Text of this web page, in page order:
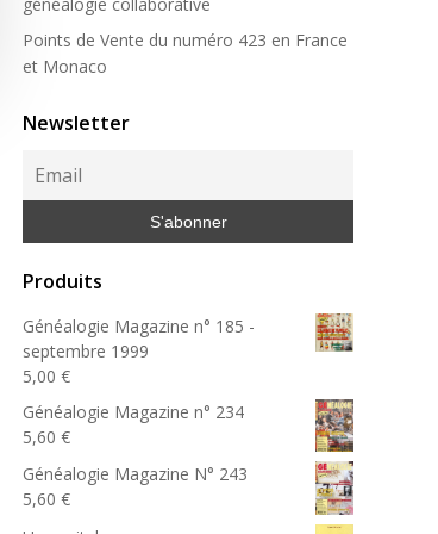
Points de Vente du numéro 423 en France
et Monaco
Newsletter
Produits
Généalogie Magazine n° 185 -
septembre 1999
5,00 €
Généalogie Magazine n° 234
5,60 €
Généalogie Magazine N° 243
5,60 €